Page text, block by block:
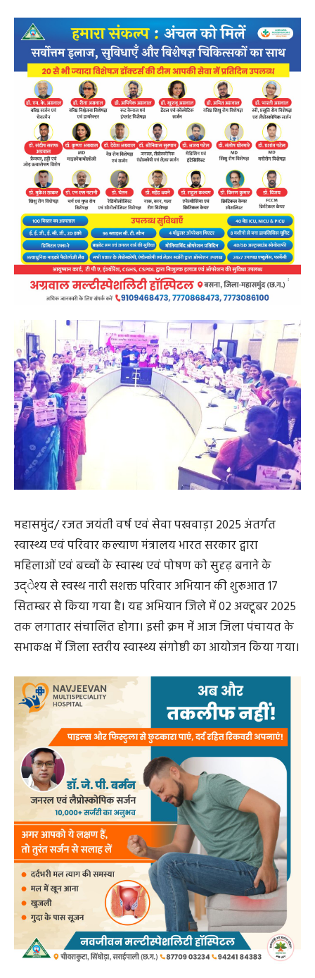
महासमुंद/ रजत जयंती वर्ष एवं सेवा पखवाड़ा 2025 अंतर्गत
स्वास्थ्य एवं परिवार कल्याण मंत्रालय भारत सरकार द्वारा
महिलाओं एवं बच्चों के स्वास्थ एवं पोषण को सुदृढ़ बनाने के
उद्ेश्य से स्वस्थ नारी सशक्त परिवार अभियान की शुरूआत 17
सितम्बर से किया गया है। यह अभियान जिले में 02 अक्टूबर 2025
तक लगातार संचालित होगा। इसी क्रम में आज जिला पंचायत के
सभाकक्ष में जिला स्तरीय स्वास्थ्य संगोष्ठी का आयोजन किया गया।